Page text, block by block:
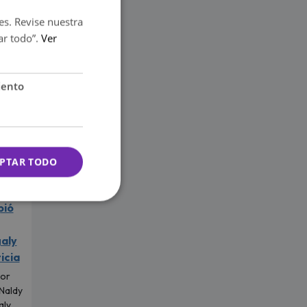
21,
Revise nuestra
todo”. Ver
TODO